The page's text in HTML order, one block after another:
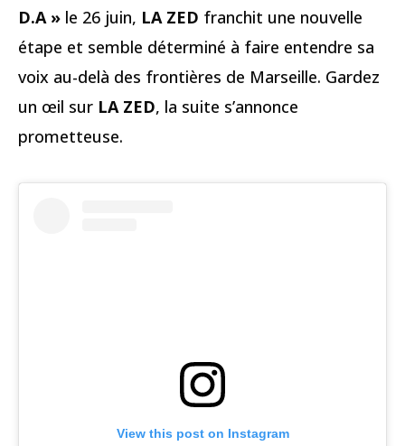
D.A » le 26 juin, LA ZED franchit une nouvelle
étape et semble déterminé à faire entendre sa
voix au-delà des frontières de Marseille. Gardez
un œil sur LA ZED, la suite s’annonce
prometteuse.
View this post on Instagram